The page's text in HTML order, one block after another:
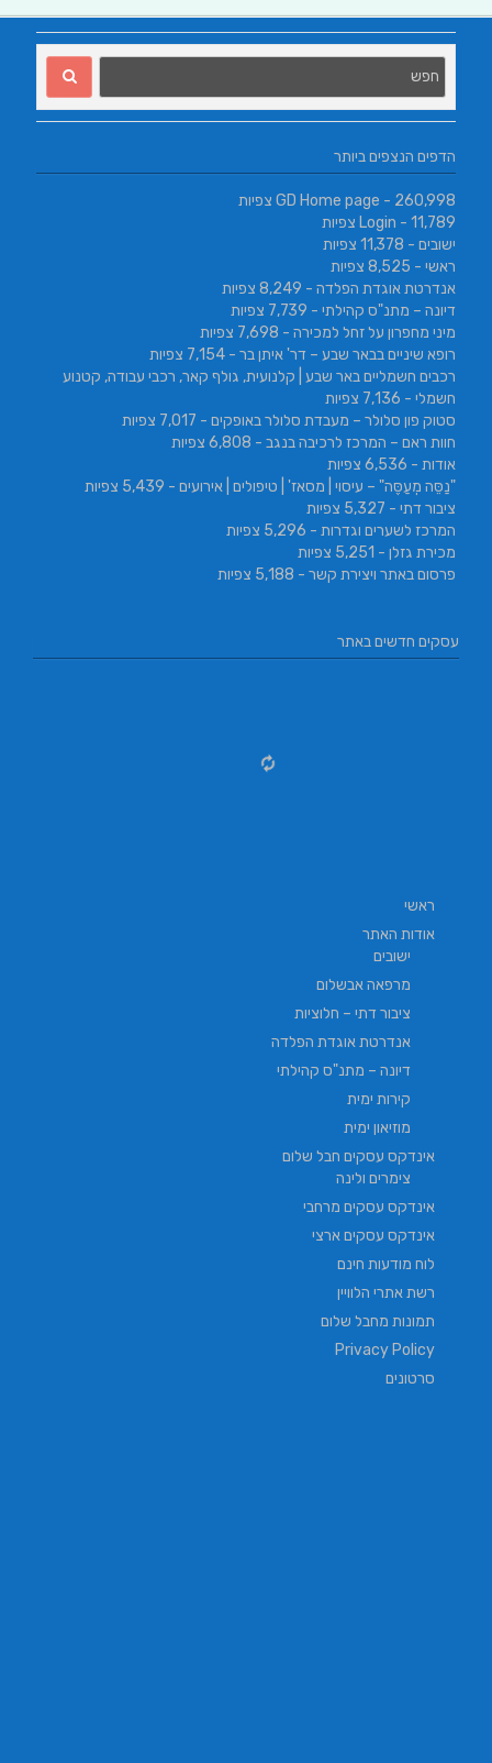
הדפים הנצפים ביותר
GD Home page - 260,998 צפיות
Login - 11,789 צפיות
ישובים - 11,378 צפיות
ראשי - 8,525 צפיות
אנדרטת אוגדת הפלדה - 8,249 צפיות
דיונה – מתנ"ס קהילתי - 7,739 צפיות
מיני מחפרון על זחל למכירה - 7,698 צפיות
רופא שיניים בבאר שבע – דר' איתן בר - 7,154 צפיות
רכבים חשמליים באר שבע | קלנועית, גולף קאר, רכבי עבודה, קטנוע
חשמלי - 7,136 צפיות
סטוק פון סלולר – מעבדת סלולר באופקים - 7,017 צפיות
חוות ראם – המרכז לרכיבה בנגב - 6,808 צפיות
אודות - 6,536 צפיות
"נַסֵּה מְעַסֶּה" – עיסוי | מסאז' | טיפולים | אירועים - 5,439 צפיות
ציבור דתי - 5,327 צפיות
המרכז לשערים וגדרות - 5,296 צפיות
מכירת גזלן - 5,251 צפיות
פרסום באתר ויצירת קשר - 5,188 צפיות
עסקים חדשים באתר
ראשי
אודות האתר
ישובים
מרפאה אבשלום
ציבור דתי – חלוציות
אנדרטת אוגדת הפלדה
דיונה – מתנ"ס קהילתי
קירות ימית
מוזיאון ימית
אינדקס עסקים חבל שלום
צימרים ולינה
אינדקס עסקים מרחבי
אינדקס עסקים ארצי
לוח מודעות חינם
רשת אתרי הלוויין
תמונות מחבל שלום
Privacy Policy
סרטונים